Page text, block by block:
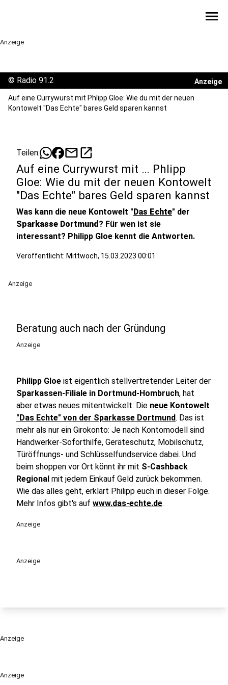
menu
Anzeige
Anzeige
Anzeige
© Radio 91.2
Auf eine Currywurst mit Phlipp Gloe: Wie du mit der neuen
Kontowelt "Das Echte" bares Geld sparen kannst
Teilen: mailopen_in_new
Auf eine Currywurst mit … Phlipp
Gloe: Wie du mit der neuen Kontowelt
"Das Echte" bares Geld sparen kannst
Was kann die neue Kontowelt "Das Echte" der
Sparkasse Dortmund ? Für wen ist sie
interessant? Philipp Gloe kennt die Antworten.
Veröffentlicht: Mittwoch, 15.03.2023 00:01
Anzeige
Beratung auch nach der Gründung
Anzeige
Philipp Gloe ist eigentlich stellvertretender Leiter der
Sparkassen-Filiale in Dortmund-Hombruch, hat
aber etwas neues mitentwickelt: Die neue Kontowelt
"Das Echte" von der Sparkasse Dortmund. Das ist
mehr als nur ein Girokonto: Je nach Kontomodell sind
Handwerker-Soforthilfe, Geräteschutz, Mobilschutz,
Türöffnungs- und Schlüsselfundservice dabei. Und
beim shoppen vor Ort könnt ihr mit S-Cashback
Regional mit jedem Einkauf Geld zurück bekommen.
Wie das alles geht, erklärt Philipp euch in dieser Folge.
Mehr Infos gibt's auf www.das-echte.de.
Anzeige
Anzeige
Anzeige